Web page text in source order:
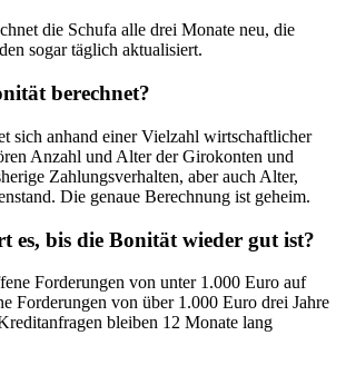
die Schufa alle drei Monate neu, die
sogar täglich aktualisiert.
berechnet?
sich anhand einer Vielzahl wirtschaftlicher
Anzahl und Alter der Girokonten und
Zahlungsverhalten, aber auch Alter,
Die genaue Berechnung ist geheim.
es, bis die Bonität wieder gut ist?
Forderungen von unter 1.000 Euro auf
Forderungen von über 1.000 Euro drei Jahre
bleiben 12 Monate lang